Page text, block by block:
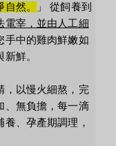
然。
」 從飼養到
電宰，並由人工細
手中的雞肉鮮嫩如
鮮。
，以慢火細熬，完
、無負擔，每一滴
、孕產期調理，